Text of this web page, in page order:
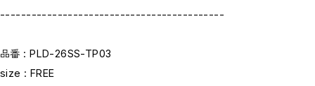
-------------------------------------------
品番 : PLD-26SS-TP03
size : FREE